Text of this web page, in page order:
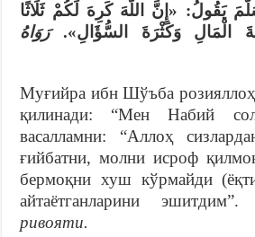
يَقُولُ: «إِنَّ اللَّهَ كَرِهَ لَكُمْ ثَلَاثًا
الْمَالِ وَكَثْرَةَ السُّؤَالِ».رَوَاهُ
Муғийра ибн Шўъба
қилинади: “Мен Набий
васалламни: “Аллоҳ
ғийбатни, молни исроф
бермоқни хуш кўрмайди
айтаётганларини
ривояти.